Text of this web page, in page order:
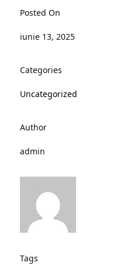
Posted On
iunie 13, 2025
Categories
Uncategorized
Author
admin
Tags